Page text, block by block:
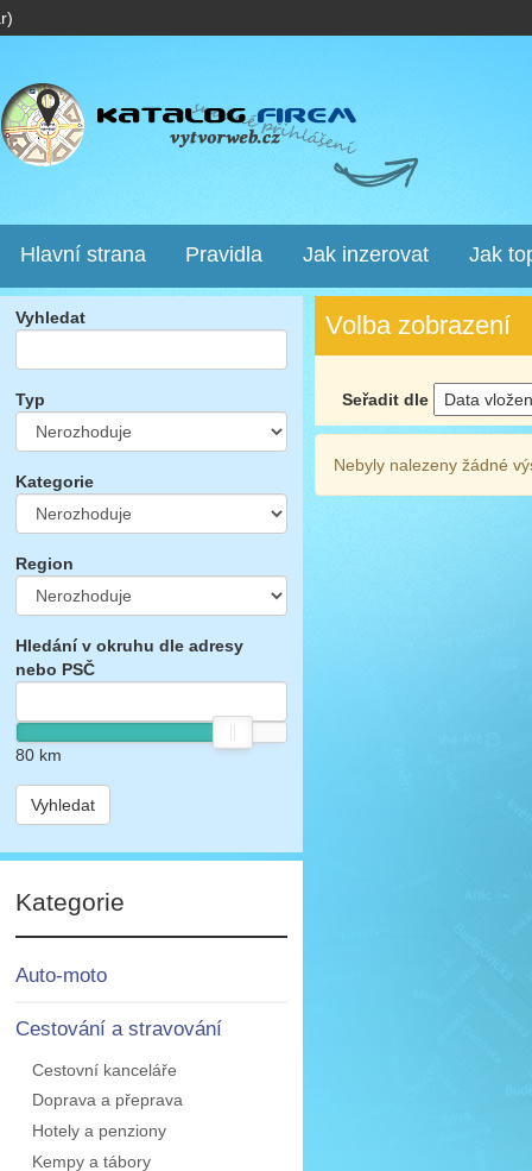
Hlavní strana Pravidla Jak inzerovat Jak
Vyhledat
Typ
Kategorie
Region
Hledání v okruhu dle adresy
nebo PSČ
80km
Vyhledat
Kategorie
Auto-moto
Cestování a stravování
Cestovní kanceláře
Doprava a přeprava
Hotely a penziony
Kempy a tábory
Volba zobrazení
Seřadit dle
Nebyly nalezeny žádné